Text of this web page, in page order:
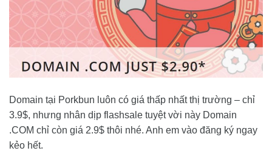
Domain tại Porkbun luôn có giá thấp nhất thị trường – chỉ
3.9$, nhưng nhân dịp flashsale tuyệt vời này Domain
.COM chỉ còn giá 2.9$ thôi nhé. Anh em vào đăng ký ngay
kẻo hết.